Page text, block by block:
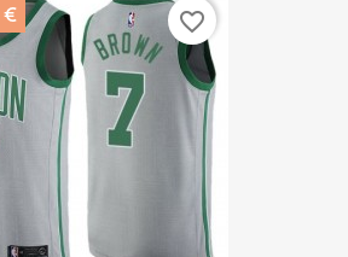
€ favorite_border